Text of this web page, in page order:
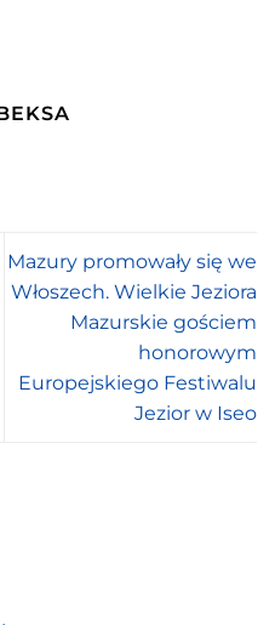
Mazury promowały się we
Włoszech. Wielkie Jeziora
Mazurskie gościem
honorowym
Europejskiego Festiwalu
Jezior w Iseo